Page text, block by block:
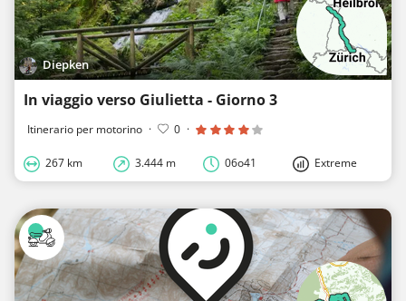
Diepken
In viaggio verso Giulietta - Giorno 3
Itinerario per motorino · 0 ·
267 km 3.444 m 06o41 Extreme